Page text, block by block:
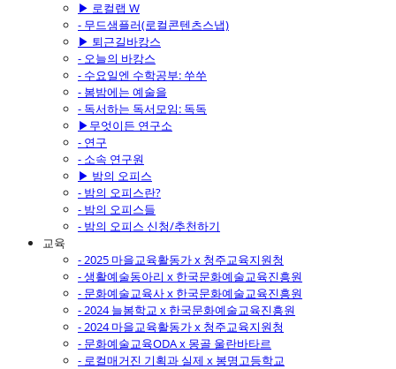
▶ 로컬랩 W
- 무드샘플러(로컬콘텐츠스냅)
▶ 퇴근길바캉스
- 오늘의 바캉스
- 수요일엔 수학공부: 쑤쑤
- 봄밤에는 예술을
- 독서하는 독서모임: 독독
▶무엇이든 연구소
- 연구
- 소속 연구원
▶ 밤의 오피스
- 밤의 오피스란?
- 밤의 오피스들
- 밤의 오피스 신청/추천하기
교육
- 2025 마을교육활동가 x 청주교육지원청
- 생활예술동아리 x 한국문화예술교육진흥원
- 문화예술교육사 x 한국문화예술교육진흥원
- 2024 늘봄학교 x 한국문화예술교육진흥원
- 2024 마을교육활동가 x 청주교육지원청
- 문화예술교육ODA x 몽골 울란바타르
- 로컬매거진 기획과 실제 x 봉명고등학교